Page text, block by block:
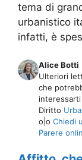
tema di
urbanistico
infatti, è
Alice Botti
Ulteriori
che
interessarti
Diritto
o|o Chiedi
Parere